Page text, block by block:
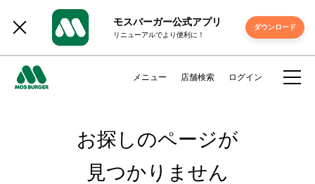
モスバーガー公式アプリ
リニューアルでより便利に！
ダウンロード
メニュー 店舗検索 ログイン
お探しのページが
見つかりません